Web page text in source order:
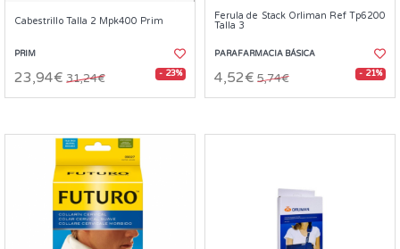
Cabestrillo Talla 2 Mpk400 Prim
PRIM
23,94€ 31,24€ - 23%
Ferula de Stack Orliman Ref Tp6200
Talla 3
PARAFARMACIA BÁSICA
4,52€ 5,74€ - 21%